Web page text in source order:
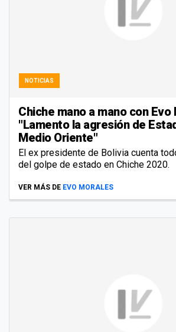
NOTICIAS
Chiche mano a mano con Evo
"Lamento la agresión de
Medio Oriente"
El ex presidente de Bolivia cuenta
del golpe de estado en Chiche 2020.
VER MÁS DE EVO MORALES